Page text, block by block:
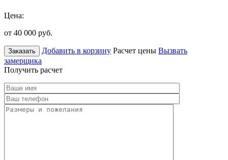
Цена:
от 40 000 руб.
Заказать Добавить в корзину Расчет цены Вызвать
замерщика
Получить расчет